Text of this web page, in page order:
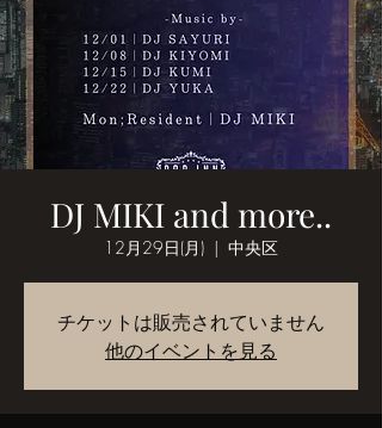
DJ MIKI and more..
12月29日(月)
  |
中央区
チケットは販売されていません
他のイベントを見る